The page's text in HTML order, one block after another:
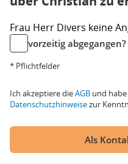
Frau Herr Divers keine
vorzeitig abgegangen?
* Pflichtfelder
Ich akzeptiere dieAGB und
Datenschutzhinweisezur
Als